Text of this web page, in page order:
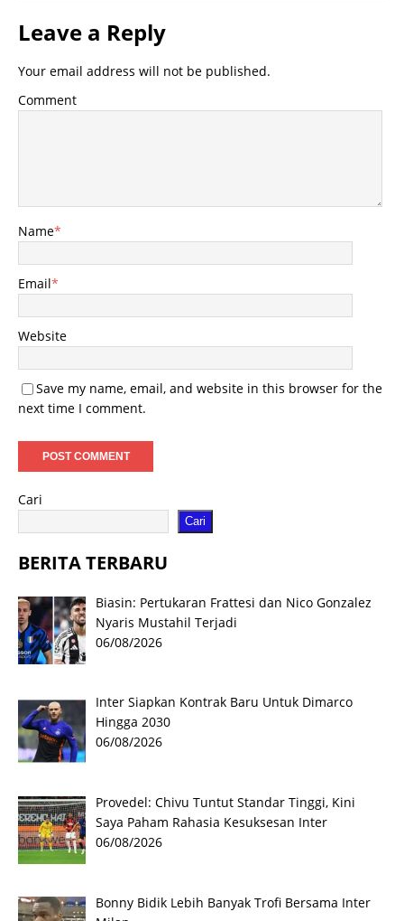
Leave a Reply
Your email address will not be published.
Comment
Name*
Email*
Website
Save my name, email, and website in this browser for the
next time I comment.
Cari
Cari
BERITA TERBARU
Biasin: Pertukaran Frattesi dan Nico Gonzalez
Nyaris Mustahil Terjadi
06/08/2026
Inter Siapkan Kontrak Baru Untuk Dimarco
Hingga 2030
06/08/2026
Provedel: Chivu Tuntut Standar Tinggi, Kini
Saya Paham Rahasia Kesuksesan Inter
06/08/2026
Bonny Bidik Lebih Banyak Trofi Bersama Inter